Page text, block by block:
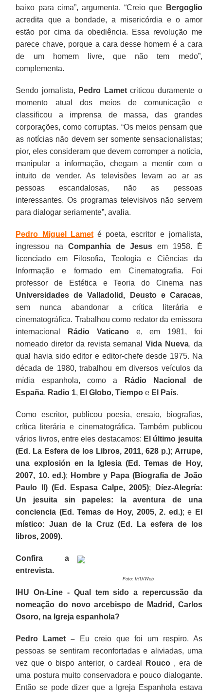
baixo para cima”, argumenta. “Creio que
Bergoglio
acredita que a bondade, a misericórdia e o amor
estão por cima da obediência. Essa revolução me
parece chave, porque a cara desse homem é a cara
de um homem livre, que não tem medo”,
complementa.
Sendo jornalista, Pedro Lametcriticou duramente o
momento atual dos meios de comunicação e
classificou a imprensa de massa, das grandes
corporações, como corruptas. “Os meios pensam que
as notícias não devem ser somente sensacionalistas;
pior, eles consideram que devem corromper a notícia,
manipular a informação, chegam a mentir com o
intuito de vender. As televisões levam ao ar as
pessoas escandalosas, não as pessoas
interessantes. Os programas televisivos não servem
para dialogar seriamente”, avalia.
Pedro Miguel Lameté poeta, escritor e jornalista,
ingressou naCompanhia de Jesusem 1958. É
licenciado em Filosofia, Teologia e Ciências da
Informação e formado em Cinematografia. Foi
professor de Estética e Teoria do Cinema nas
Universidades de Valladolid, Deusto e Caracas,
sem nunca abandonar a crítica literária e
cinematográfica. Trabalhou como redator da emissora
internacional
Rádio Vaticanoe, em 1981, foi
nomeado diretor da revista semanalVida Nueva, da
qual havia sido editor e editor-chefe desde 1975. Na
década de 1980, trabalhou em diversos veículos da
mídia espanhola, como a
Rádio Nacional de
España, Radio 1, El Globo,Tiempoe El País.
Como escritor, publicou poesia, ensaio, biografias,
crítica literária e cinematográfica. Também publicou
vários livros, entre eles destacamos: El último jesuita
(Ed. La Esfera de los Libros, 2011, 628 p.); Arrupe,
una explosión en la Iglesia (Ed. Temas de Hoy,
2007, 10. ed.); Hombre y Papa (Biografia de João
Paulo II) (Ed. Espasa Calpe, 2005);
Díez-Alegría:
Un jesuita sin papeles: la aventura de una
conciencia (Ed. Temas de Hoy, 2005, 2. ed.); e El
místico: Juan de la Cruz (Ed. La esfera de los
libros, 2009).
Foto: IHU/Web
Confira a
entrevista.
IHU On-Line - Qual tem sido a repercussão da
nomeação do novo arcebispo de Madrid, Carlos
Osoro, na Igreja espanhola?
Pedro Lamet – Eu creio que foi um respiro. As
pessoas se sentiram reconfortadas e aliviadas, uma
vez que o bispo anterior, o cardeal
Rouco , era de
uma postura muito conservadora e pouco dialogante.
Então se pode dizer que a Igreja Espanhola estava